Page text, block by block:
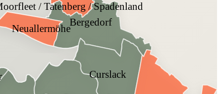
Bergedorf
Curslack
/ Tatenberg / Spadenland
Neuallermöhe